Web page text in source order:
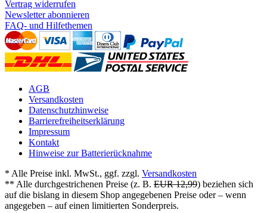
Vertrag widerrufen
Newsletter abonnieren
FAQ- und Hilfethemen
AGB
Versandkosten
Datenschutzhinweise
Barrierefreiheitserklärung
Impressum
Kontakt
Hinweise zur Batterierücknahme
* Alle Preise inkl. MwSt., ggf. zzgl. Versandkosten
** Alle durchgestrichenen Preise (z. B. EUR 12,99) beziehen sich
auf die bislang in diesem Shop angegebenen Preise oder – wenn
angegeben – auf einen limitierten Sonderpreis.